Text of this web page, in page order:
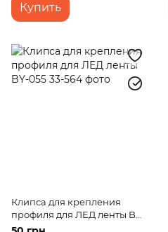
Купить
Клипса для крепления
профиля для ЛЕД ленты BY-
055